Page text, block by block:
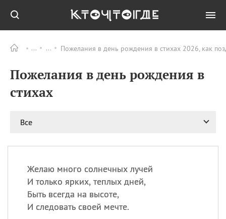
Пожелания в день рождения в стихах 2026, как
Пожелания в день рождения в
стихах
Все
Желаю много солнечных лучей
И только ярких, теплых дней,
Быть всегда на высоте,
И следовать своей мечте.
ПРАЗДНИКИ Все
09.08 День памяти
великомученика и
Николая Чудотворца
11.08 День полета на
11.08 День Святой Клары —
покровительницы